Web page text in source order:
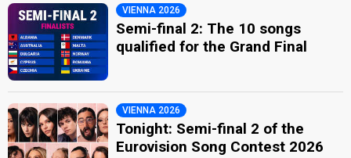
VIENNA 2026
Semi-final 2: The 10 songs
qualified for the Grand Final
VIENNA 2026
Tonight: Semi-final 2 of the
Eurovision Song Contest 2026